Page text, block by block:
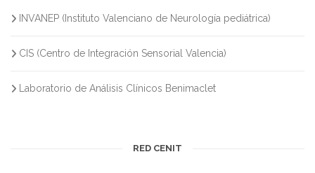
INVANEP (Instituto Valenciano de Neurología pediátrica)
CIS (Centro de Integración Sensorial Valencia)
Laboratorio de Análisis Clínicos Benimaclet
RED CENIT